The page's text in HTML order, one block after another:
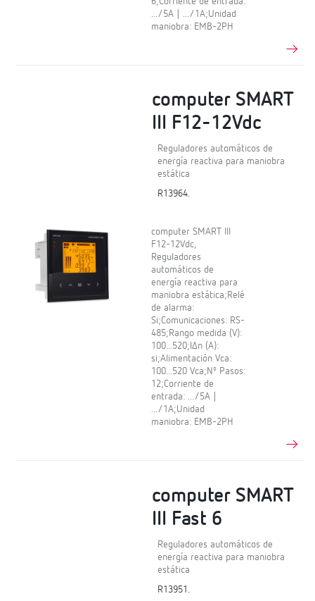
.../5A | .../1A;Unidad
maniobra: EMB-2PH
computer SMART
III F12-12Vdc
Reguladores automáticos de
energía reactiva para maniobra
estática
R13964.
computer SMART III
F12-12Vdc,
Reguladores
automáticos de
energía reactiva para
maniobra estática;Relé
de alarma:
Si;Comunicaciones: RS-
485;Rango medida (V):
100...520;IΔn (A):
si;Alimentación Vca:
100...520 Vca;Nº Pasos:
12;Corriente de
entrada: .../5A |
.../1A;Unidad
maniobra: EMB-2PH
computer SMART
III Fast 6
Reguladores automáticos de
energía reactiva para maniobra
estática
R13951.